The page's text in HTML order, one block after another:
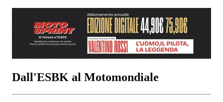
Dall'ESBK al Motomondiale